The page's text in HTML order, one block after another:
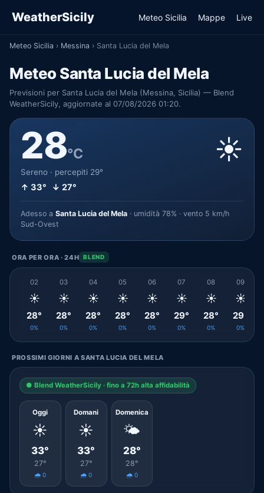
WeatherSicily Meteo Sicilia Mappe Live
Meteo Sicilia › Messina › Santa Lucia del Mela
Meteo Santa Lucia del Mela
Previsioni per Santa Lucia del Mela (Messina, Sicilia) — Blend
WeatherSicily, aggiornate al 07/08/2026 01:20.
28°C
Sereno · percepiti 29°
↑ 33° ↓ 27°
☀️
Adesso a Santa Lucia del Mela · umidità 78% · vento 5 km/h
Sud-Ovest
ORA PER ORA · 24H BLEND
02
☀️
28°
0%
03
☀️
28°
0%
04
☀️
28°
0%
05
☀️
28°
0%
06
☀️
28°
0%
07
☀️
29°
0%
08
☀️
28°
0%
09
☀️
29°
0%
PROSSIMI GIORNI A SANTA LUCIA DEL MELA
● Blend WeatherSicily · fino a 72h alta affidabilità
Oggi
☀️
33°
27°
🌧️ 0
Domani
☀️
33°
27°
🌧️ 0
Domenica
🌤️
28°
28°
🌧️ 0